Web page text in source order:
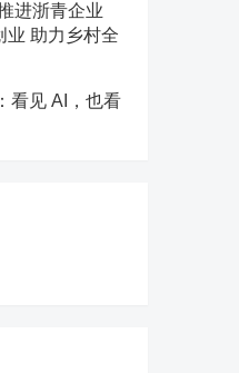
进浙青企业
业 助力乡村全
看见 AI，也看